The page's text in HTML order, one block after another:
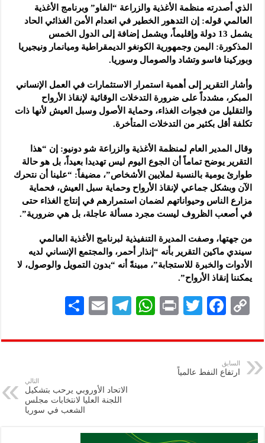
الذي أصدرته منظمة الأغذية والزراعة “الفاو” وبرنامج الأغذية
العالمي قوله: إن التدهور الخطير في انعدام الأمن الغذائي الحاد
يشمل 13 دولة وإقليماً، ويشمل إضافة إلى الدول الخمس
المذكورة: اليمن وجمهورية الكونغو الديمقراطية وميانمار ونيجيريا
وبوركينا فاسو وتشاد والصومال وسوريا.
وأشار التقرير إلى أهمية استمرار الاستثمارات في العمل الإنساني
المبكر، مشدداً على ضرورة التدخلات الوقائية لإنقاذ الأرواح
والتقليل من فجوات الغذاء، وحماية الأصول وسبل العيش لأنها ذات
تكلفة أقل بكثير من التدخلات المتأخرة.
وقال المدير العام لمنظمة الأغذية والزراعة شو دونيو: إن “هذا
التقرير يوضح تماماً أن الجوع اليوم ليس تهديدا بعيداً، بل هو حالة
طوارئ يومية بالنسبة لملايين الأشخاص”، مضيفاً: “علينا أن نتحرك
الآن وبشكل جماعي لإنقاذ الأرواح وحماية سبل العيش، فحماية
مزارع الناس وحيواناتهم لضمان استمرارهم في إنتاج الغذاء حتى
في أصعب الظروف ليست مجرد مسألة عاجلة، بل هي ضرورية”.
من جهتها، وصفت المديرة التنفيذية لبرنامج الأغذية العالمي
سيندي ماكين التقرير بأنه “إنذار أحمر، والمجتمع الإنساني لديه
الأدوات والخبرة للاستجابة”، مبينةً أنه “بدون التمويل والوصول، لا
يمكننا إنقاذ الأرواح”.
C
p
y
Li
F
eb
k
T
tt
er
P
nt
W
at
A
Te
gr
m
E
ai
ar
السابق
ارتفاع النفط عالمياً
التالي
الاتحاد الأوروبي يرحب بتشكيل
اللجنة العليا لانتخابات مجلس
الشعب في سوريا